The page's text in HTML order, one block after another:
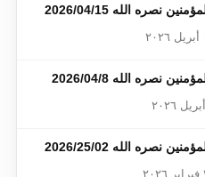
نصره الله 2026/04/15
نصره الله 2026/04/8
نصره الله 2026/25/02